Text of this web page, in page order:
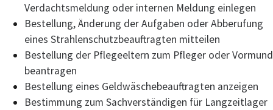
Verdachtsmeldung oder internen Meldung einlegen
Bestellung, Änderung der Aufgaben oder Abberufung
eines Strahlenschutzbeauftragten mitteilen
Bestellung der Pflegeeltern zum Pfleger oder Vormund
beantragen
Bestellung eines Geldwäschebeauftragten anzeigen
Bestimmung zum Sachverständigen für Langzeitlager